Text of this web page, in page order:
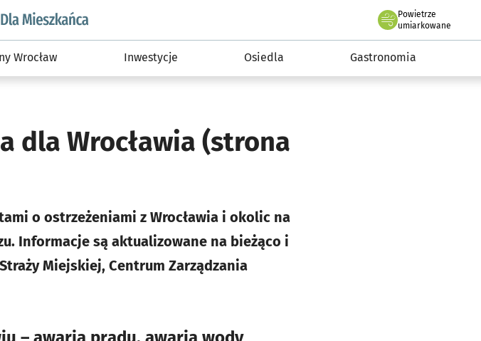
wroclaw.pl podserwis: Dla mieszkańca
Powietrze
we Wrocławiu
umiarkowane
Wrocław Inwestycje Osiedla Gastronomia
dla Wrocławia (strona
o ostrzeżeniami z Wrocławia i okolic na
Informacje są aktualizowane na bieżąco i
Miejskiej, Centrum Zarządzania